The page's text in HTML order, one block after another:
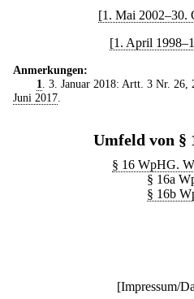
[1. Mai 2002–30.
[1. April
Anmerkungen:
1
. 3. Januar 2018: Artt. 3 Nr. 26,
Juni 2017
Umfeld von §
§ 16 WpHG.
§ 16a
§ 16b
[Impressum/